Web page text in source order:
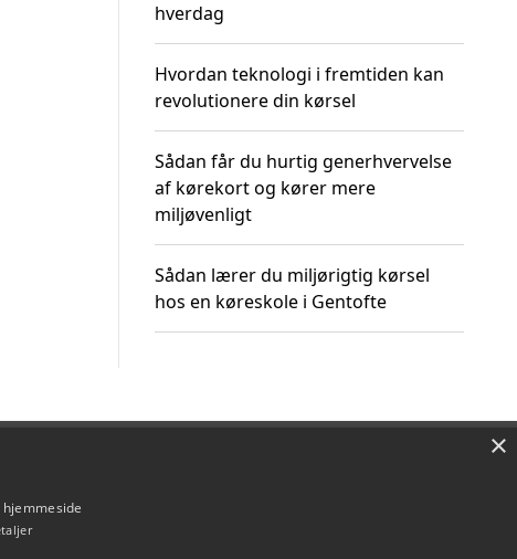
hverdag
Hvordan teknologi i fremtiden kan
revolutionere din kørsel
Sådan får du hurtig generhvervelse
af kørekort og kører mere
miljøvenligt
Sådan lærer du miljørigtig kørsel
hos en køreskole i Gentofte
×